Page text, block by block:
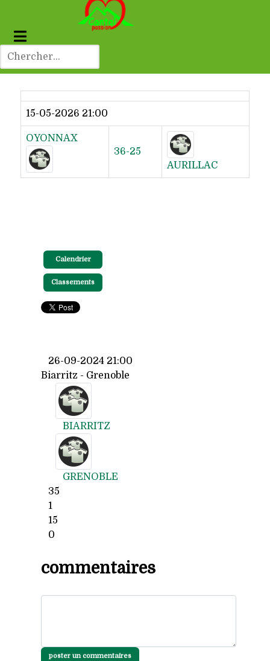
Dernier résultat
15-05-2026 21:00
OYONNAX
36-25
AURILLAC
Calendrier
Classements
26-09-2024 21:00
Biarritz - Grenoble
BIARRITZ
GRENOBLE
35
1
15
0
commentaires
poster un commentaires